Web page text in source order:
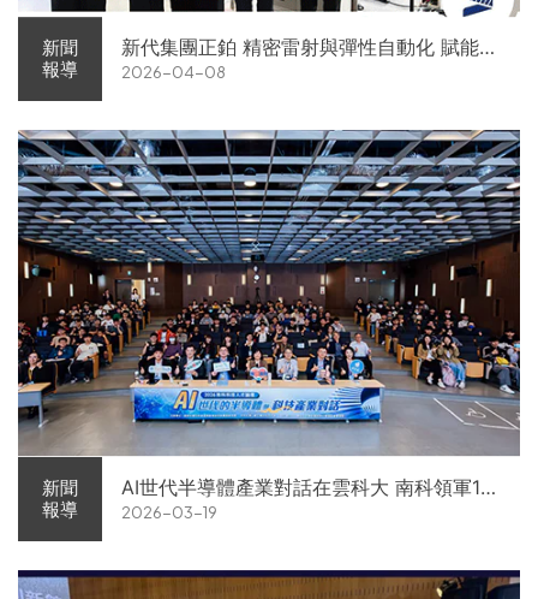
新聞
報導
新代集團正鉑 精密雷射與彈性自動化 賦能智
慧智造解方電子展亮相
2026-04-08
新聞
報導
AI世代半導體產業對話在雲科大 南科領軍11
家企業前進校園徵才
2026-03-19